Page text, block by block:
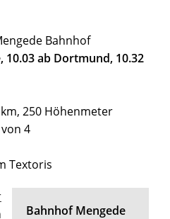
Bahnhof
10.03 ab Dortmund, 10.32
250 Höhenmeter
4
Textoris
Bahnhof Mengede